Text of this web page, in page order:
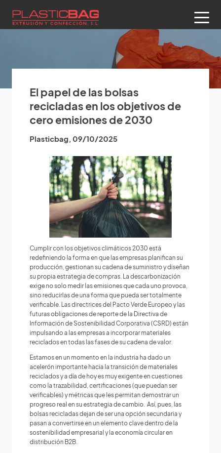
El papel de las bolsas
recicladas en los objetivos de
cero emisiones de 2030
Plasticbag, 09/10/2025
Cumplir con los objetivos climáticos 2030 está
redefiniendo la forma en que las empresas planifican su
producción, gestionan su cadena de suministro y diseñan
su propia estrategia de compras. La descarbonización
exige no solo medir las emisiones que cada uno provoca,
sino reducirlas de una forma que pueda ser totalmente
verificable. Las directrices del Pacto Verde Europeo y las
futuras obligaciones de reporte de la Directiva de
Información de Sostenibilidad Corporativa (CSRD) están
impulsando a las empresas a incorporar materiales
reciclados en todas las fases de su cadena de valor.
Estamos en un momento en la industria ha dado un
acelerón importante hacia la transición de materiales
reciclados y a día de hoy es muy exigente en cuestiones
como la trazabilidad, certificaciones (que puedan ser
verificables) y métricas que les permitan demostrar un
progreso real en su estrategia de cambio. Así, pues, las
bolsas recicladas dejan de ser una opción secundaria y
pasan a convertirse en un elemento clave dentro de la
sostenibilidad empresarial y la economía circular en
distribución B2B.